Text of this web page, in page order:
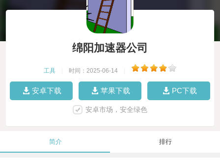
绵阳加速器公司
工具 时间：2025-06-14
安卓下载 苹果下载 PC下载
安卓市场，安全绿色
简介 排行